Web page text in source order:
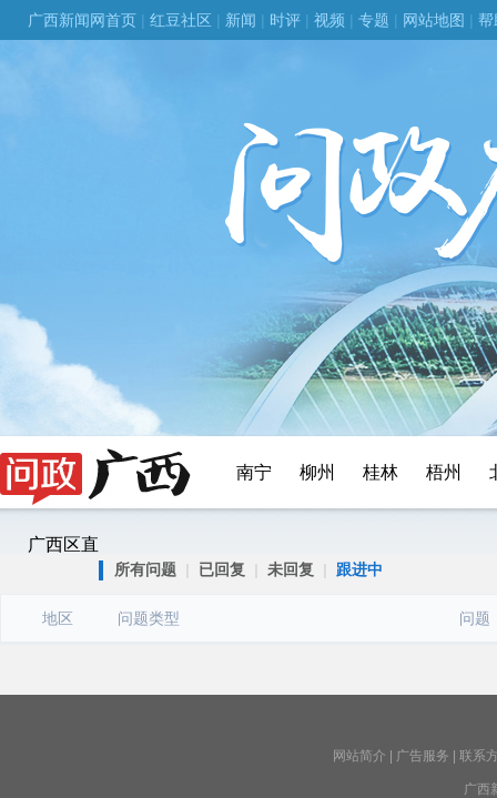
广西新闻网首页 | 红豆社区 | 新闻 | 时评 | 视频 | 专题 | 网站地图 | 帮
南宁 柳州 桂林 梧州
广西区直
所有问题 | 已回复 | 未回复 | 跟进中
地区 问题类型 问题
网站简介 广告服务 联系
广西